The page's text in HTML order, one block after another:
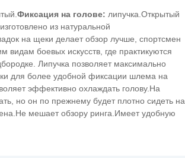
Фиксация на голове: липучка.Открытый
из натуральной
на щеки делает обзор лучше, спортсмен
видам боевых искусств, где практикуются
Липучка позволяет максимально
для более удобной фиксации шлема на
эффективно охлаждать голову.На
но он по прежнему будет плотно сидеть на
мешает обзору ринга.Имеет удобную